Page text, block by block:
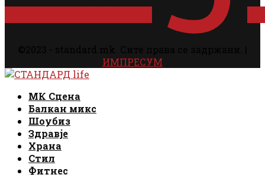
ИМПРЕСУМ
Facebook
Instagram
Email
Rss
МК Сцена
Балкан микс
Шоубиз
Здравје
Храна
Стил
Фитнес